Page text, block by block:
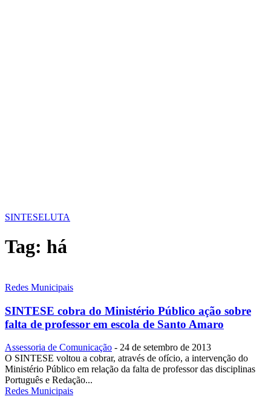
SINTESELUTA
Tag: há
Redes Municipais
SINTESE cobra do Ministério Público ação sobre
falta de professor em escola de Santo Amaro
Assessoria de Comunicação - 24 de setembro de 2013
O SINTESE voltou a cobrar, através de ofício, a intervenção do
Ministério Público em relação da falta de professor das disciplinas
Português e Redação...
Redes Municipais